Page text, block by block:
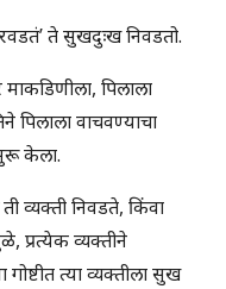
ते सुखदुःख निवडतो.
पिलाला
पिलाला वाचवण्याचा
केला.
व्यक्ती निवडते, किंवा
प्रत्येक व्यक्तीने
गोष्टीत त्या व्यक्तीला सुख